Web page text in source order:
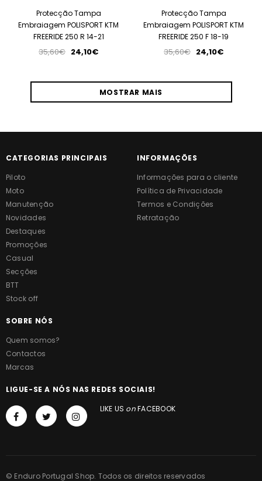
Protecção Tampa
Embraiagem POLISPORT KTM
FREERIDE 250 R 14-21
35,60€ 24,10€
Protecção Tampa
Embraiagem POLISPORT KTM
FREERIDE 250 F 18-19
35,60€ 24,10€
MOSTRAR MAIS
CATEGORIAS PRINCIPAIS
Piloto
Moto
Manutenção
Novidades
Destaques
Promoções
Casual
Secções
BTT
Stock off
INFORMAÇÕES
Informações para o cliente
Política de Privacidade
Termos e Condições
Retratação
SOBRE NÓS
Quem somos?
Contactos
Marcas
LIGUE-SE A NÓS NAS REDES SOCIAIS!
LIKE US onFACEBOOK
© Enduro Portugal Shop. Todos os direitos reservados